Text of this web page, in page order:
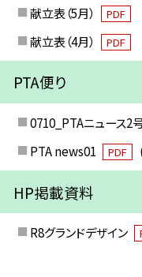
献立表（5月） PDF
献立表（4月） PDF
PTA便り
0710_PTAニュース2
PTA news01
PDF
HP掲載資料
R8グランドデザイン